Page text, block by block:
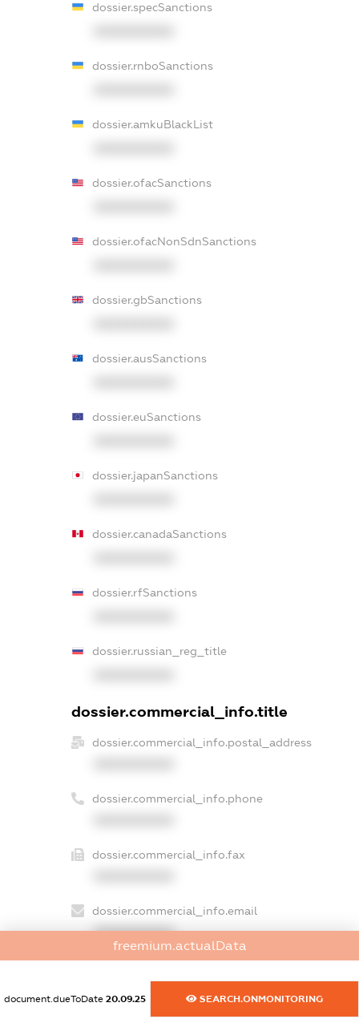
dossier.specSanctions
dossier.rnboSanctions
dossier.amkuBlackList
dossier.ofacSanctions
dossier.ofacNonSdnSanctions
dossier.gbSanctions
dossier.ausSanctions
dossier.euSanctions
dossier.japanSanctions
dossier.canadaSanctions
dossier.rfSanctions
dossier.russian_reg_title
dossier.commercial_info.title
dossier.commercial_info.postal_address
dossier.commercial_info.phone
dossier.commercial_info.fax
dossier.commercial_info.email
XXXXXXXXXX
freemium.actualData
document.dueToDate 20.09.25 SEARCH.ONMONITORING